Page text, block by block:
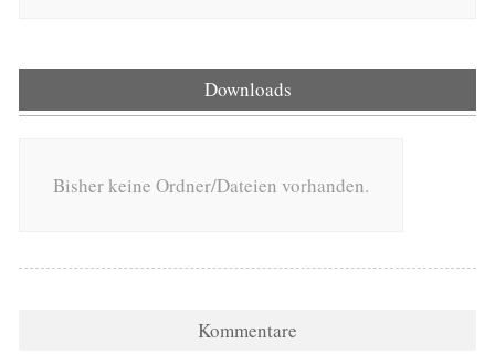
Downloads
Bisher keine Ordner/Dateien vorhanden.
Kommentare